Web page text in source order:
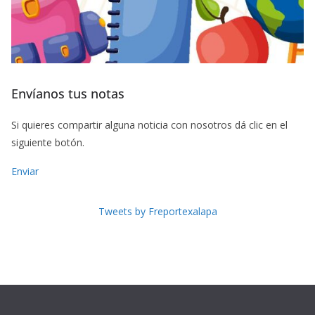
Envíanos tus notas
Si quieres compartir alguna noticia con nosotros dá clic en el
siguiente botón.
Enviar
Tweets by Freportexalapa